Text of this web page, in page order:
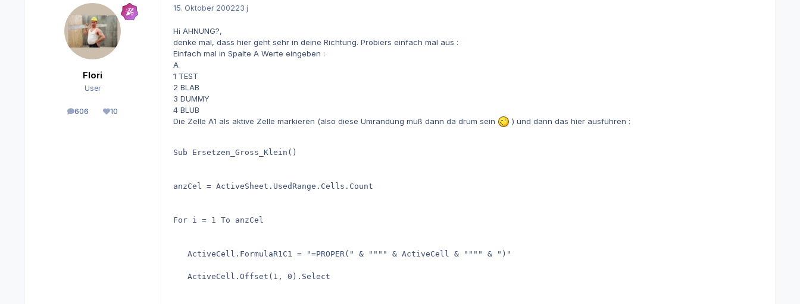
Flori
User
606
Beiträge 10
Reputation
15. Oktober 200223 j
Hi AHNUNG?,
denke mal, dass hier geht sehr in deine Richtung. Probiers einfach mal aus :
Einfach mal in Spalte A Werte eingeben :
A
1 TEST
2 BLAB
3 DUMMY
4 BLUB
Die Zelle A1 als aktive Zelle markieren (also diese Umrandung muß dann da drum sein
) und dann das hier ausführen :
Sub Ersetzen_Gross_Klein()
anzCel = ActiveSheet.UsedRange.Cells.Count
For i = 1 To anzCel
   ActiveCell.FormulaR1C1 = "=PROPER(" & """" & ActiveCell & """" & ")"
   ActiveCell.Offset(1, 0).Select